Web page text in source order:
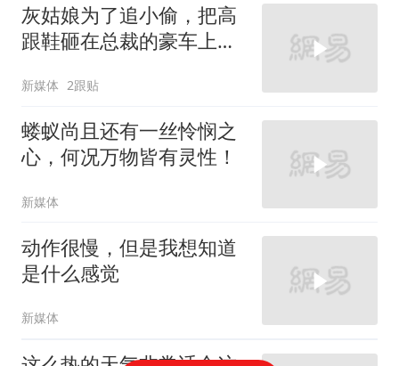
灰姑娘为了追小偷，把高
跟鞋砸在总裁的豪车上，
新媒体 2跟贴
蝼蚁尚且还有一丝怜悯之
心，何况万物皆有灵性！
新媒体
动作很慢，但是我想知道
是什么感觉
新媒体